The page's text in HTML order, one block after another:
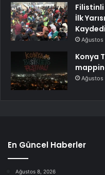
Filistinli
İlk
Ağustos
Konya
Ağustos
En Güncel Haberler
Ağustos 8, 2026